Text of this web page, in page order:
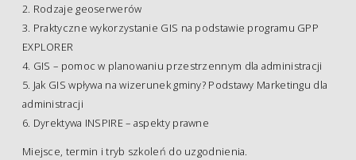
Rodzaje geoserwerów
Praktyczne wykorzystanie GIS na podstawie programu GPP
EXPLORER
GIS – pomoc w planowaniu przestrzennym dla administracji
Jak GIS wpływa na wizerunek gminy? Podstawy Marketingu dla
administracji
Dyrektywa INSPIRE – aspekty prawne
Miejsce, termin i tryb szkoleń do uzgodnienia.